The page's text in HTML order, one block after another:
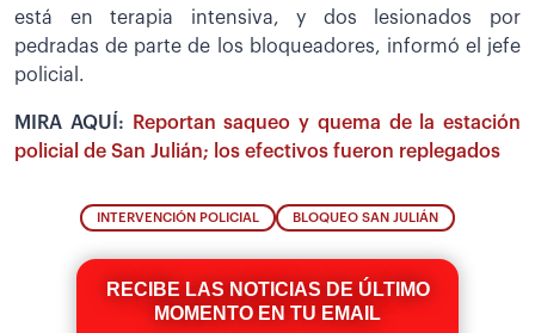
está en terapia intensiva, y dos lesionados por
pedradas de parte de los bloqueadores, informó el jefe
policial.
MIRA AQUÍ:
Reportan saqueo y quema de la estación
policial de San Julián; los efectivos fueron replegados
INTERVENCIÓN POLICIAL BLOQUEO SAN JULIÁN
RECIBE LAS NOTICIAS DE ÚLTIMO
MOMENTO EN TU EMAIL